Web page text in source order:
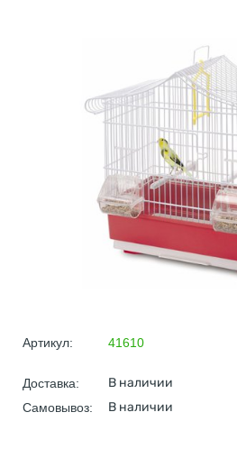
Артикул: 41610
Доставка: В наличии
Самовывоз: В наличии